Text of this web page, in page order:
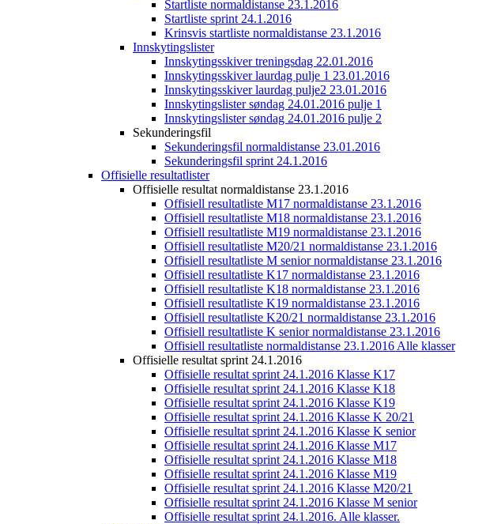
Startliste normaldistanse 23.1.2016
Startliste sprint 24.1.2016
Krinsvis startliste normaldistanse 23.1.2016
Innskytingslister
Innskytingsskiver treningsdag 22.01.2016
Innskytingsskiver laurdag pulje 1 23.01.2016
Innskytingsskiver laurdag pulje2 23.01.2016
Innskytingslister søndag 24.01.2016 pulje 1
Innskytingslister søndag 24.01.2016 pulje 2
Sekunderingsfil
Sekunderingsfil normaldistanse 23.01.2016
Sekunderingsfil sprint 24.1.2016
Offisielle resultatlister
Offisielle resultat normaldistanse 23.1.2016
Offisiell resultatliste M17 normaldistanse 23.1.2016
Offisiell resultatliste M18 normaldistanse 23.1.2016
Offisiell resultatliste M19 normaldistanse 23.1.2016
Offisiell resultatliste M20/21 normaldistanse 23.1.2016
Offisiell resultatliste M senior normaldistanse 23.1.2016
Offisiell resultatliste K17 normaldistanse 23.1.2016
Offisiell resultatliste K18 normaldistanse 23.1.2016
Offisiell resultatliste K19 normaldistanse 23.1.2016
Offisiell resultatliste K20/21 normaldistanse 23.1.2016
Offisiell resultatliste K senior normaldistanse 23.1.2016
Offisiell resultatliste normaldistanse 23.1.2016 Alle klasser
Offisielle resultat sprint 24.1.2016
Offisielle resultat sprint 24.1.2016 Klasse K17
Offisielle resultat sprint 24.1.2016 Klasse K18
Offisielle resultat sprint 24.1.2016 Klasse K19
Offisielle resultat sprint 24.1.2016 Klasse K 20/21
Offisielle resultat sprint 24.1.2016 Klasse K senior
Offisielle resultat sprint 24.1.2016 Klasse M17
Offisielle resultat sprint 24.1.2016 Klasse M18
Offisielle resultat sprint 24.1.2016 Klasse M19
Offisielle resultat sprint 24.1.2016 Klasse M20/21
Offisielle resultat sprint 24.1.2016 Klasse M senior
Offisielle resultat sprint 24.1.2016. Alle klasser.